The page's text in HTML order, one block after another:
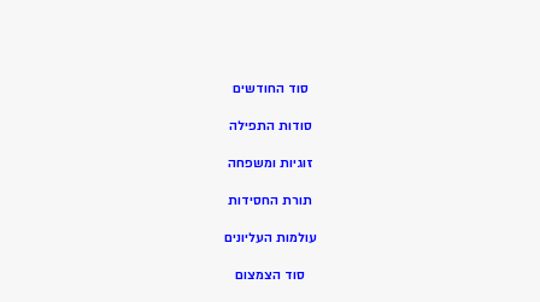
סוד החודשים
סודות התפילה
זוגיות ומשפחה
תורת החסידות
עולמות העליונים
סוד הצמצום